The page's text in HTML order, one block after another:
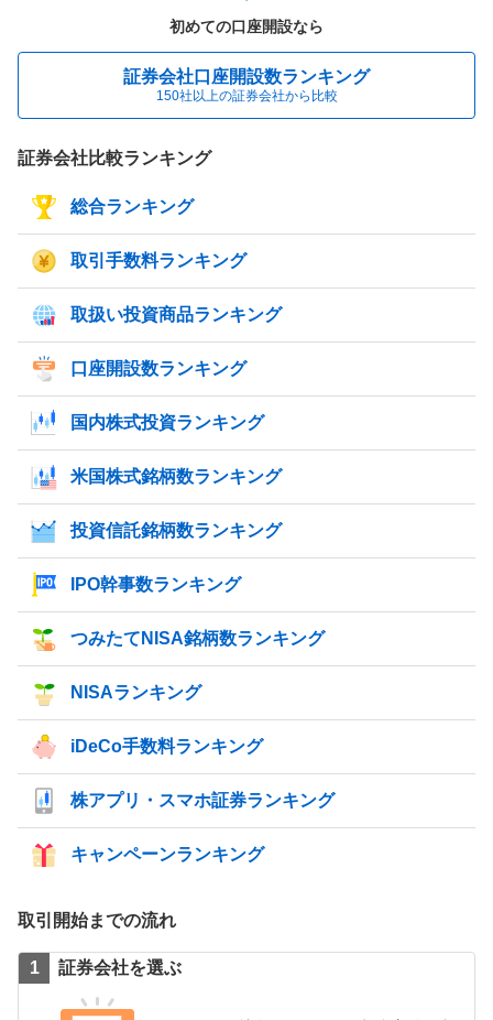
初めての口座開設なら
証券会社口座開設数ランキング
150社以上の証券会社から比較
証券会社比較ランキング
総合ランキング
取引手数料ランキング
取扱い投資商品ランキング
口座開設数ランキング
国内株式投資ランキング
米国株式銘柄数ランキング
投資信託銘柄数ランキング
IPO幹事数ランキング
つみたてNISA銘柄数ランキング
NISAランキング
iDeCo手数料ランキング
株アプリ・スマホ証券ランキング
キャンペーンランキング
取引開始までの流れ
証券会社を選ぶ